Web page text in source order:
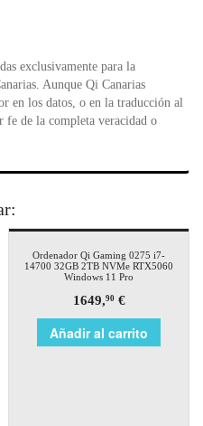
exclusivamente para la
Aunque Qi Canarias
en los datos, o en la traducción al
fe de la completa veracidad o
Ordenador Qi Gaming 0275 i7-
14700 32GB 2TB NVMe RTX5060
Windows 11 Pro
1649,90€
Añadir al carrito